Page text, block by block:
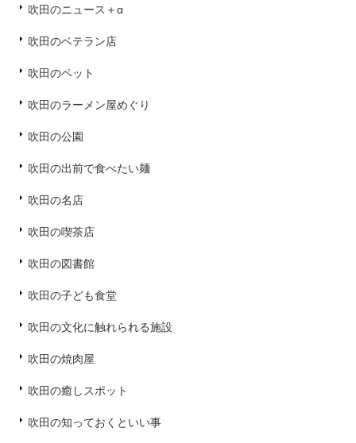
吹田のニュース＋α
吹田のベテラン店
吹田のペット
吹田のラーメン屋めぐり
吹田の公園
吹田の出前で食べたい麺
吹田の名店
吹田の喫茶店
吹田の図書館
吹田の子ども食堂
吹田の文化に触れられる施設
吹田の焼肉屋
吹田の癒しスポット
吹田の知っておくといい事